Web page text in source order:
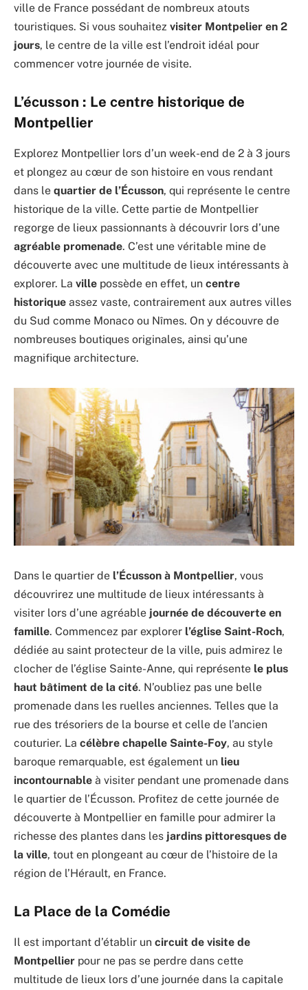
ville de France possédant de nombreux atouts
touristiques. Si vous souhaitez visiter Montpelier en 2
jours, le centre de la ville est l’endroit idéal pour
commencer votre journée de visite.
L’écusson : Le centre historique de
Montpellier
Explorez Montpellier lors d’un week-end de 2 à 3 jours
et plongez au cœur de son histoire en vous rendant
dans le quartier de l’Écusson, qui représente le centre
historique de la ville. Cette partie de Montpellier
regorge de lieux passionnants à découvrir lors d’une
agréable promenade. C’est une véritable mine de
découverte avec une multitude de lieux intéressants à
explorer. La ville possède en effet, un centre
historique assez vaste, contrairement aux autres villes
du Sud comme Monaco ou Nîmes. On y découvre de
nombreuses boutiques originales, ainsi qu’une
magnifique architecture.
Dans le quartier de l’Écusson à Montpellier, vous
découvrirez une multitude de lieux intéressants à
visiter lors d’une agréable journée de découverte en
famille. Commencez par explorer l’église Saint-Roch,
dédiée au saint protecteur de la ville, puis admirez le
clocher de l’église Sainte-Anne, qui représente le plus
haut bâtiment de la cité. N’oubliez pas une belle
promenade dans les ruelles anciennes. Telles que la
rue des trésoriers de la bourse et celle de l’ancien
couturier. La célèbre chapelle Sainte-Foy, au style
baroque remarquable, est également un lieu
incontournable à visiter pendant une promenade dans
le quartier de l’Écusson. Profitez de cette journée de
découverte à Montpellier en famille pour admirer la
richesse des plantes dans les jardins pittoresques de
la ville, tout en plongeant au cœur de l’histoire de la
région de l’Hérault, en France.
La Place de la Comédie
Il est important d’établir un circuit de visite de
Montpellier pour ne pas se perdre dans cette
multitude de lieux lors d’une journée dans la capitale